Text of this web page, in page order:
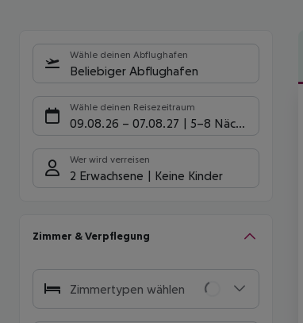
Wähle deinen Abflughafen
Beliebiger Abflughafen
Wähle deinen Reisezeitraum
09.08.26 – 07.08.27 5-8 Nächte
Wer wird verreisen
2 Erwachsene Keine Kinder
Zimmer & Verpflegung
Zimmertypen wählen